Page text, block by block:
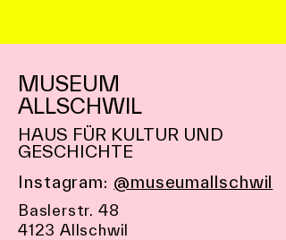
MUSEUM
ALLSCHWIL
HAUS FÜR KULTUR UND
GESCHICHTE
Instagram: @museumallschwil
Baslerstr. 48
4123 Allschwil